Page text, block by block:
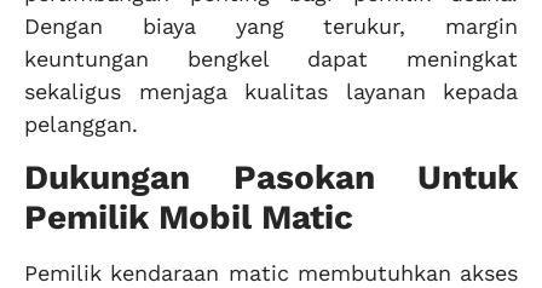
Dengan biaya yang terukur, margin
keuntungan bengkel dapat meningkat
sekaligus menjaga kualitas layanan kepada
pelanggan.
Dukungan Pasokan Untuk
Pemilik Mobil Matic
Pemilik kendaraan matic membutuhkan akses